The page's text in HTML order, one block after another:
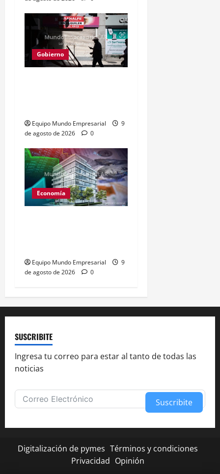
Gobierno
Equipo Mundo Empresarial
9
de agosto de 2026
0
Economía
Equipo Mundo Empresarial
9
de agosto de 2026
0
SUSCRIBITE
Ingresa tu correo para estar al tanto de todas las
noticias
Suscribite
Digitalización de pymes Términos y condiciones
Privacidad Opinión